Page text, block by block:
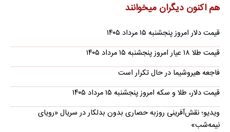
هم اکنون دیگران میخوانند
قیمت دلار امروز پنجشنبه ۱۵ مرداد ۱۴۰۵
قیمت طلا ۱۸ عیار امروز پنجشنبه ۱۵ مرداد ۱۴۰۵
فاجعه هیروشیما در حال تکرار است
قیمت دلار، طلا و سکه امروز پنجشنبه ۱۵ مرداد ۱۴۰۵
ویدیو؛ نقش‌آفرینی روزبه حصاری بدون بدلکار در سریال «رویای
نیمه‌شب»